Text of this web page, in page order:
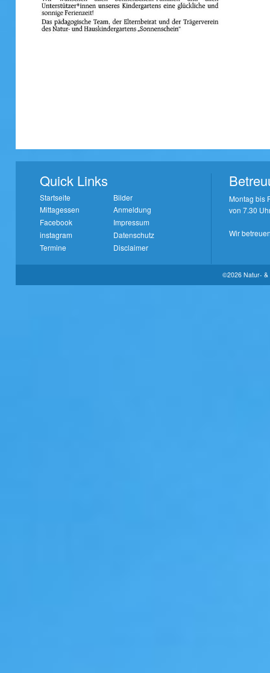
Quick Links
Startseite
Bilder
Mittagessen
Anmeldung
Facebook
Impressum
instagram
Datenschutz
Termine
Disclaimer
Montag bis
von 7.30
Wir
©2026 Natur- &